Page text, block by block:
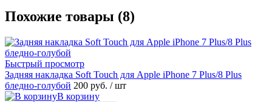
Похожие товары (8)
Быстрый просмотр
Задняя накладка Soft Touch для Apple iPhone 7 Plus/8 Plus
бледно-голубой 200 руб. / шт
В корзину